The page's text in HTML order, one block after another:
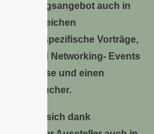
auch in
facettenreichen
Vorträge,
und Networking- Events
Impulse und einen
und Besucher.
sich dank